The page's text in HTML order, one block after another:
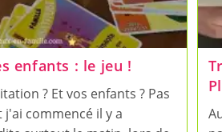
enfants : le jeu !
? Et vos enfants ? Pas
commencé il y a